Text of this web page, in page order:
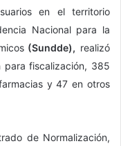
en el territorio
Nacional para la
(Sundde), realizó
fiscalización, 385
y 47 en otros
de Normalización,